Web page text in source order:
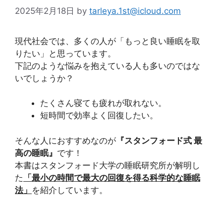
2025年2月18日 by tarleya.1st@icloud.com
現代社会では、多くの人が「もっと良い睡眠を取
りたい」と思っています。
下記のような悩みを抱えている人も多いのではな
いでしょうか？
たくさん寝ても疲れが取れない。
短時間で効率よく回復したい。
そんな人におすすめなのが 『スタンフォード式 最
高の睡眠』 です！
本書はスタンフォード大学の睡眠研究所が解明し
た 「最小の時間で最大の回復を得る科学的な睡眠
法」 を紹介しています。